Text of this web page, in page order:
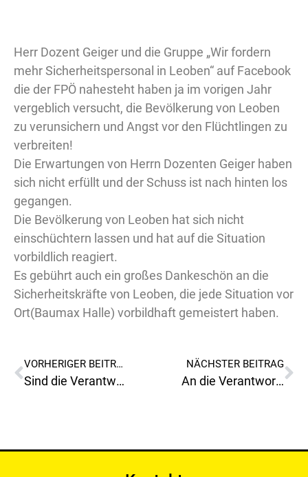
Herr Dozent Geiger und die Gruppe „Wir fordern
mehr Sicherheitspersonal in Leoben“ auf Facebook
die der FPÖ nahesteht haben ja im vorigen Jahr
vergeblich versucht, die Bevölkerung von Leoben
zu verunsichern und Angst vor den Flüchtlingen zu
verbreiten!
Die Erwartungen von Herrn Dozenten Geiger haben
sich nicht erfüllt und der Schuss ist nach hinten los
gegangen.
Die Bevölkerung von Leoben hat sich nicht
einschüchtern lassen und hat auf die Situation
vorbildlich reagiert.
Es gebührt auch ein großes Dankeschön an die
Sicherheitskräfte von Leoben, die jede Situation vor
Ort(Baumax Halle) vorbildhaft gemeistert haben.
VORHERIGER BEITRAG
Sind die Verantwortlichen der „Obersteirischen Rundschau“ politisch nicht am aktuellen Stand?
NÄCHSTER BEITRAG
An die Verantwortlichen der „Obersteirischen Rundschau“